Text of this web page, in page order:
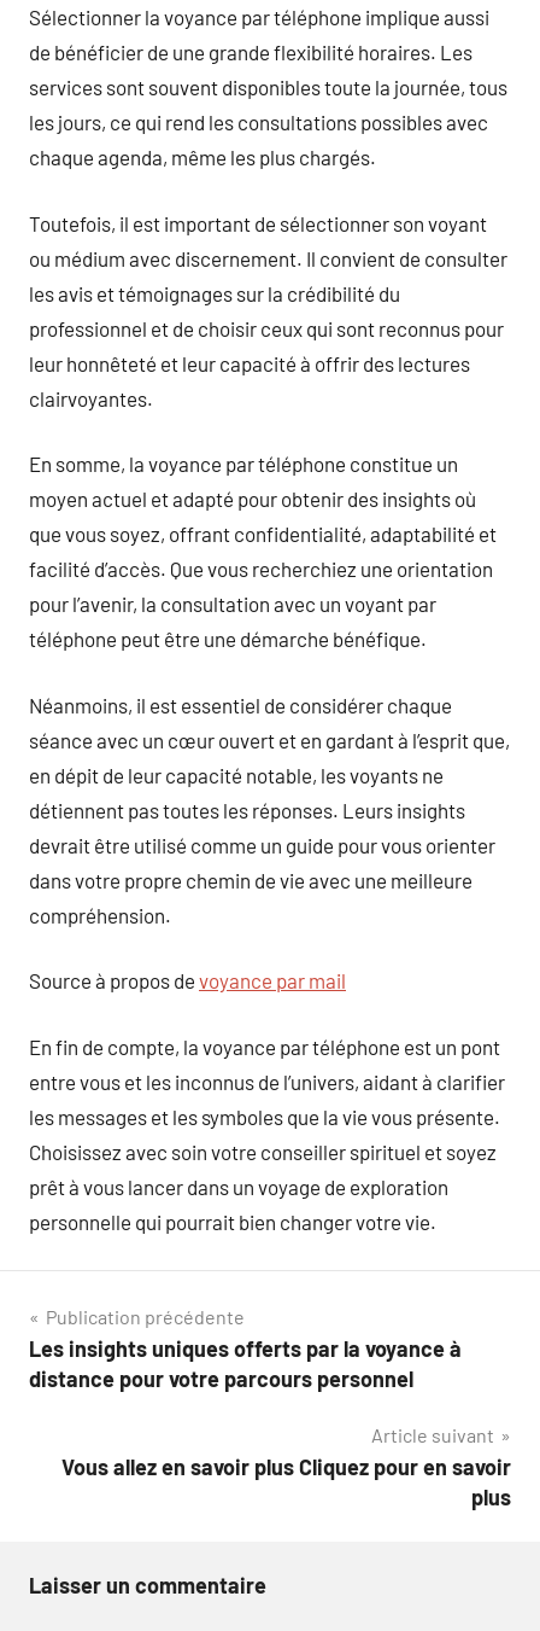
Sélectionner la voyance par téléphone implique aussi
de bénéficier de une grande flexibilité horaires. Les
services sont souvent disponibles toute la journée, tous
les jours, ce qui rend les consultations possibles avec
chaque agenda, même les plus chargés.
Toutefois, il est important de sélectionner son voyant
ou médium avec discernement. Il convient de consulter
les avis et témoignages sur la crédibilité du
professionnel et de choisir ceux qui sont reconnus pour
leur honnêteté et leur capacité à offrir des lectures
clairvoyantes.
En somme, la voyance par téléphone constitue un
moyen actuel et adapté pour obtenir des insights où
que vous soyez, offrant confidentialité, adaptabilité et
facilité d’accès. Que vous recherchiez une orientation
pour l’avenir, la consultation avec un voyant par
téléphone peut être une démarche bénéfique.
Néanmoins, il est essentiel de considérer chaque
séance avec un cœur ouvert et en gardant à l’esprit que,
en dépit de leur capacité notable, les voyants ne
détiennent pas toutes les réponses. Leurs insights
devrait être utilisé comme un guide pour vous orienter
dans votre propre chemin de vie avec une meilleure
compréhension.
Source à propos de voyance par mail
En fin de compte, la voyance par téléphone est un pont
entre vous et les inconnus de l’univers, aidant à clarifier
les messages et les symboles que la vie vous présente.
Choisissez avec soin votre conseiller spirituel et soyez
prêt à vous lancer dans un voyage de exploration
personnelle qui pourrait bien changer votre vie.
Navigation
de
Publication précédente
Les insights uniques offerts par la voyance à
distance pour votre parcours personnel
Article suivant
Vous allez en savoir plus Cliquez pour en savoir
plus
Laisser un commentaire